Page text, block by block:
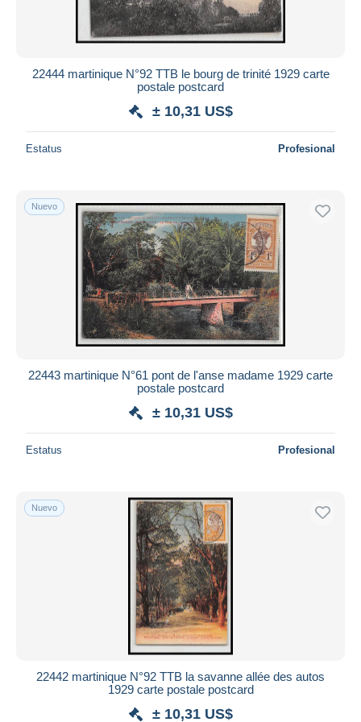
22444 martinique N°92 TTB le bourg de trinité 1929 carte
postale postcard
± 10,31 US$
Estatus Profesional
Nuevo
22443 martinique N°61 pont de l'anse madame 1929 carte
postale postcard
± 10,31 US$
Estatus Profesional
Nuevo
22442 martinique N°92 TTB la savanne allée des autos
1929 carte postale postcard
± 10,31 US$